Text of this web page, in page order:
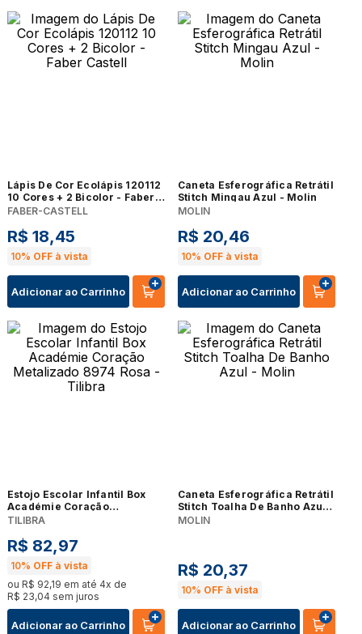
Lápis De Cor Ecolápis 120112
10 Cores + 2 Bicolor - Faber
Castell
FABER-CASTELL
R$ 18,45
10% OFF à vista
Adicionar ao Carrinho
Caneta Esferográfica Retrátil
Stitch Mingau Azul - Molin
MOLIN
R$ 20,46
10% OFF à vista
Adicionar ao Carrinho
Estojo Escolar Infantil Box
Académie Coração
Metalizado 8974 Rosa -
TILIBRA
R$ 82,97
10% OFF à vista
ou R$ 92,19 em até 4x de
R$ 23,04 sem juros
Adicionar ao Carrinho
Caneta Esferográfica Retrátil
Stitch Toalha De Banho Azul -
Molin
MOLIN
R$ 20,37
10% OFF à vista
Adicionar ao Carrinho